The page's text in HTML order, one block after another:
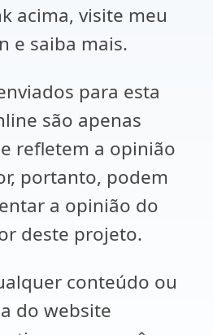
acima, visite meu
e saiba mais.
para esta
são apenas
refletem a opinião
portanto, podem
a opinião do
deste projeto.
conteúdo ou
do website